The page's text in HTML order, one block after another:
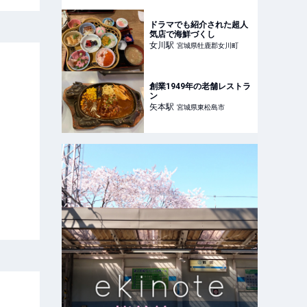
ドラマでも紹介された超人
気店で海鮮づくし
女川駅 宮城県牡鹿郡女川町
創業1949年の老舗レストラ
ン
矢本駅 宮城県東松島市